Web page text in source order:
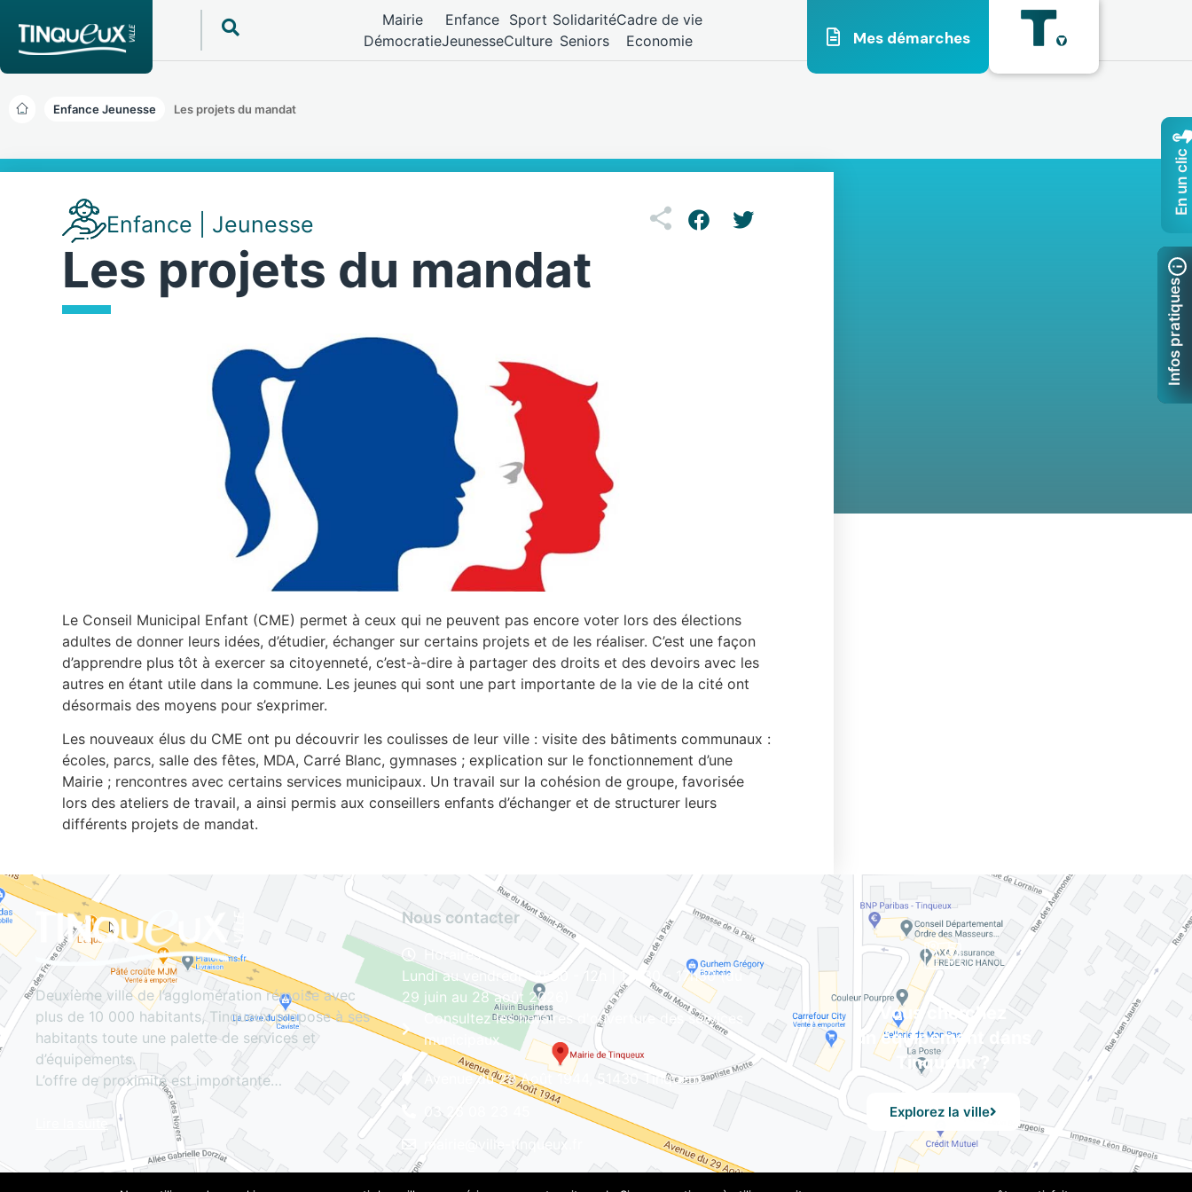
Mairie
Démocratie
Enfance
Jeunesse
Sport
Culture
Solidarité
Seniors
Cadre de vie
Economie
Mes démarches
Enfance Jeunesse Les projets du mandat
Enfance | Jeunesse
Les projets du mandat
Le Conseil Municipal Enfant (CME) permet à ceux qui ne peuvent pas encore voter lors des élections
adultes de donner leurs idées, d’étudier, échanger sur certains projets et de les réaliser. C’est une façon
d’apprendre plus tôt à exercer sa citoyenneté, c’est-à-dire à partager des droits et des devoirs avec les
autres en étant utile dans la commune. Les jeunes qui sont une part importante de la vie de la cité ont
désormais des moyens pour s’exprimer.
Les nouveaux élus du CME ont pu découvrir les coulisses de leur ville : visite des bâtiments communaux :
écoles, parcs, salle des fêtes, MDA, Carré Blanc, gymnases ; explication sur le fonctionnement d’une
Mairie ; rencontres avec certains services municipaux. Un travail sur la cohésion de groupe, favorisée
lors des ateliers de travail, a ainsi permis aux conseillers enfants d’échanger et de structurer leurs
différents projets de mandat.
Deuxième ville de l’agglomération rémoise avec
plus de 10 000 habitants, Tinqueux propose à ses
habitants toute une palette de services et
d’équipements.
L’offre de proximité est importante…
Lire la suite
Nous contacter
Horaires
Lundi au vendredi : 8h30 - 12h | 13h30 - 17h30 (du
29 juin au 28 août 2026)
Consultez les horaires d'ouverture des services
municipaux
Avenue du 29 Août 1944, 51430 Tinqueux
03 26 08 23 45
mairie@ville-tinqueux.fr
Vous cherchez
un équipement dans
Tinqueux ?
Explorez la ville
En un clic
Infos pratiques